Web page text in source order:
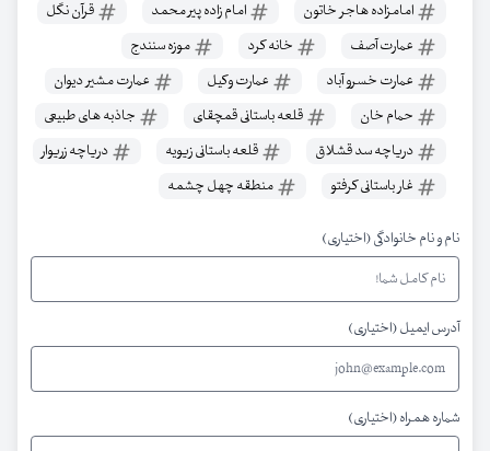
امامزاده هاجر خاتون
امام زاده پیر محمد
قرآن نگل
عمارت آصف
خانه کرد
موزه سنندج
عمارت خسرو آباد
عمارت وکیل
عمارت مشیر دیوان
حمام خان
قلعه باستانی قمچقای
جاذبه های طبیعی
دریاچه سد قشلاق
قلعه باستانی زیویه
دریاچه زریوار
غار باستانی کرفتو
منطقه چهل چشمه
نام و نام خانوادگی (اختیاری)
آدرس ایمیل (اختیاری)
شماره همراه (اختیاری)